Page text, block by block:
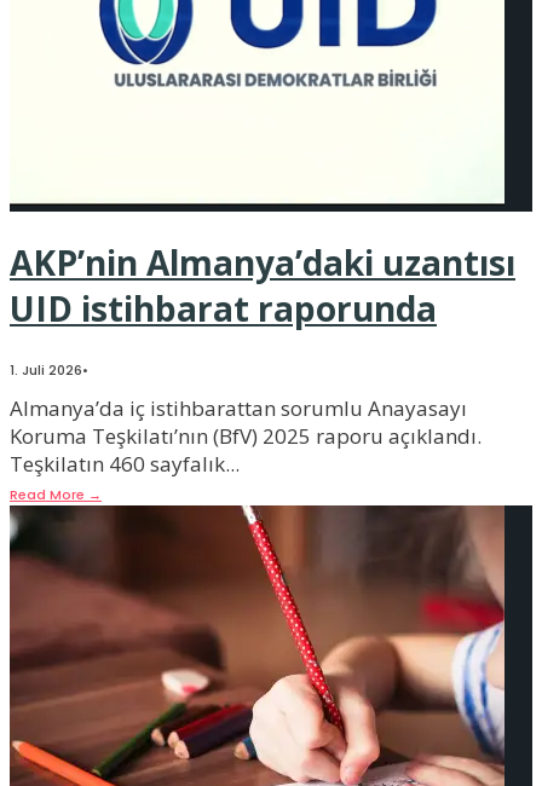
AKP’nin Almanya’daki uzantısı
UID istihbarat raporunda
1. Juli 2026•
Almanya’da iç istihbarattan sorumlu Anayasayı
Koruma Teşkilatı’nın (BfV) 2025 raporu açıklandı.
Teşkilatın 460 sayfalık...
Read More →